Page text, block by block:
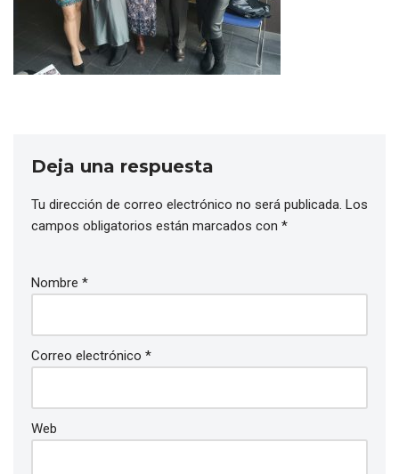
Deja una respuesta
Tu dirección de correo electrónico no será publicada. Los
campos obligatorios están marcados con *
Nombre *
Correo electrónico *
Web